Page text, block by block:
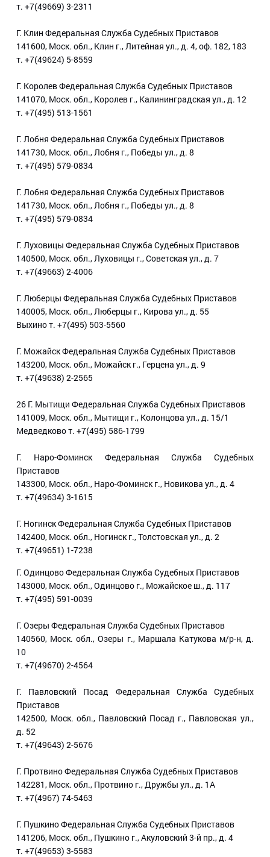
т. +7(49669) 3-2311
Г. Клин Федеральная Служба Судебных Приставов
141600, Моск. обл., Клин г., Литейная ул., д. 4, оф. 182, 183
т. +7(49624) 5-8559
Г. Королев Федеральная Служба Судебных Приставов
141070, Моск. обл., Королев г., Калининградская ул., д. 12
т. +7(495) 513-1561
Г. Лобня Федеральная Служба Судебных Приставов
141730, Моск. обл., Лобня г., Победы ул., д. 8
т. +7(495) 579-0834
Г. Лобня Федеральная Служба Судебных Приставов
141730, Моск. обл., Лобня г., Победы ул., д. 8
т. +7(495) 579-0834
Г. Луховицы Федеральная Служба Судебных Приставов
140500, Моск. обл., Луховицы г., Советская ул., д. 7
т. +7(49663) 2-4006
Г. Люберцы Федеральная Служба Судебных Приставов
140005, Моск. обл., Люберцы г., Кирова ул., д. 55
Выхино т. +7(495) 503-5560
Г. Можайск Федеральная Служба Судебных Приставов
143200, Моск. обл., Можайск г., Герцена ул., д. 9
т. +7(49638) 2-2565
26 Г. Мытищи Федеральная Служба Судебных Приставов
141009, Моск. обл., Мытищи г., Колонцова ул., д. 15/1
Медведково т. +7(495) 586-1799
Г. Наро-Фоминск Федеральная Служба Судебных
Приставов
143300, Моск. обл., Наро-Фоминск г., Новикова ул., д. 4
т. +7(49634) 3-1615
Г. Ногинск Федеральная Служба Судебных Приставов
142400, Моск. обл., Ногинск г., Толстовская ул., д. 2
т. +7(49651) 1-7238
Г. Одинцово Федеральная Служба Судебных Приставов
143000, Моск. обл., Одинцово г., Можайское ш., д. 117
т. +7(495) 591-0039
Г. Озеры Федеральная Служба Судебных Приставов
140560, Моск. обл., Озеры г., Маршала Катукова м/р-н, д.
10
т. +7(49670) 2-4564
Г. Павловский Посад Федеральная Служба Судебных
Приставов
142500, Моск. обл., Павловский Посад г., Павловская ул.,
д. 52
т. +7(49643) 2-5676
Г. Протвино Федеральная Служба Судебных Приставов
142281, Моск. обл., Протвино г., Дружбы ул., д. 1А
т. +7(4967) 74-5463
Г. Пушкино Федеральная Служба Судебных Приставов
141206, Моск. обл., Пушкино г., Акуловский 3-й пр., д. 4
т. +7(49653) 3-5583